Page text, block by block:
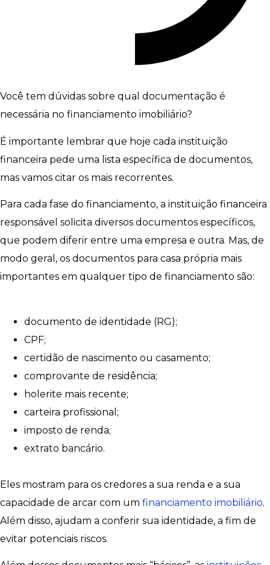
Você tem dúvidas sobre qual documentação é
necessária no financiamento imobiliário?
É importante lembrar que hoje cada instituição
financeira pede uma lista específica de documentos,
mas vamos citar os mais recorrentes.
Para cada fase do financiamento, a instituição financeira
responsável solicita diversos documentos específicos,
que podem diferir entre uma empresa e outra. Mas, de
modo geral, os documentos para casa própria mais
importantes em qualquer tipo de financiamento são:
documento de identidade (RG);
CPF;
certidão de nascimento ou casamento;
comprovante de residência;
holerite mais recente;
carteira profissional;
imposto de renda;
extrato bancário.
Eles mostram para os credores a sua renda e a sua
capacidade de arcar com um financiamento imobiliário.
Além disso, ajudam a conferir sua identidade, a fim de
evitar potenciais riscos.